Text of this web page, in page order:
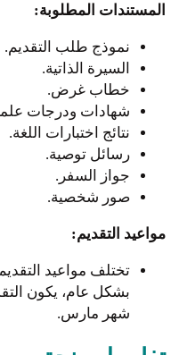
المستندات المطلوبة:
نموذج طلب التقديم.
السيرة الذاتية.
خطاب غرض.
شهادات ودرجات
نتائج اختبارات اللغة.
رسائل توصية.
جواز السفر.
صور شخصية.
مواعيد التقديم:
تختلف مواعيد
بشكل عام، يكون
شهر مارس.